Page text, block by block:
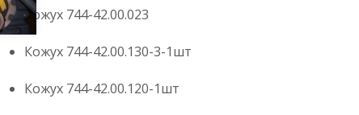
Кожух 744-42.00.023
Кожух 744-42.00.130-3-1шт
Кожух 744-42.00.120-1шт